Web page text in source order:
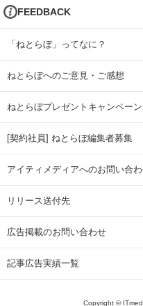
FEEDBACK
「ねとらぼ」ってなに？
ねとらぼへのご意見・ご感想
ねとらぼプレゼントキャンペー
[契約社員] ねとらぼ編集者募集
アイティメディアへのお問い合
リリース送付先
広告掲載のお問い合わせ
記事広告実績一覧
Copyright ©